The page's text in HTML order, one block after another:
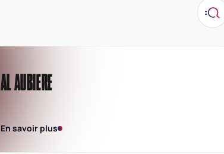
AL AUBIERE
En savoir plus